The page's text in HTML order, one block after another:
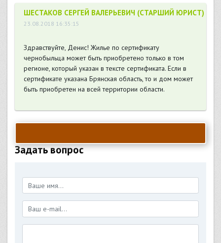
ШЕСТАКОВ СЕРГЕЙ ВАЛЕРЬЕВИЧ (СТАРШИЙ ЮРИСТ)
23.08.2018 16:35:15
Здравствуйте, Денис! Жилье по сертификату
чернобыльца может быть приобретено только в том
регионе, который указан в тексте сертификата. Если в
сертификате указана Брянская область, то и дом может
быть приобретен на всей территории области.
Задать вопрос